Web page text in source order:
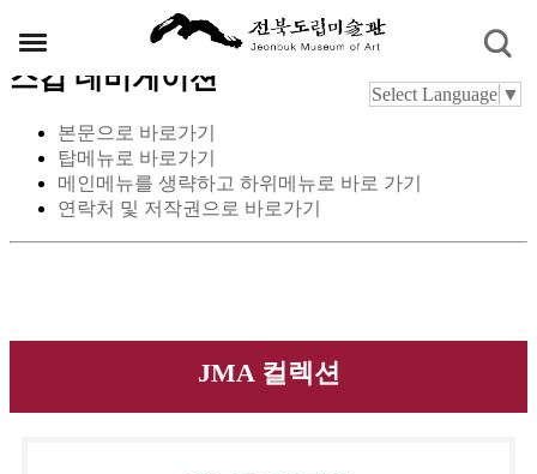
스킵 네비게이션
본문으로 바로가기
탑메뉴로 바로가기
메인메뉴를 생략하고 하위메뉴로 바로 가기
연락처 및 저작권으로 바로가기
Select Language ▼
JMA 컬렉션